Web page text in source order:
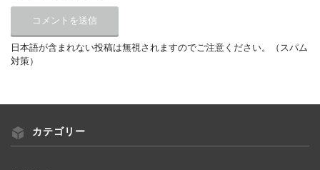
日本語が含まれない投稿は無視されますのでご注意ください。（スパム
対策）
カテゴリー